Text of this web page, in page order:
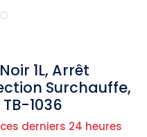
1L, Arrêt
Surchauffe,
1036
derniers 24 heures